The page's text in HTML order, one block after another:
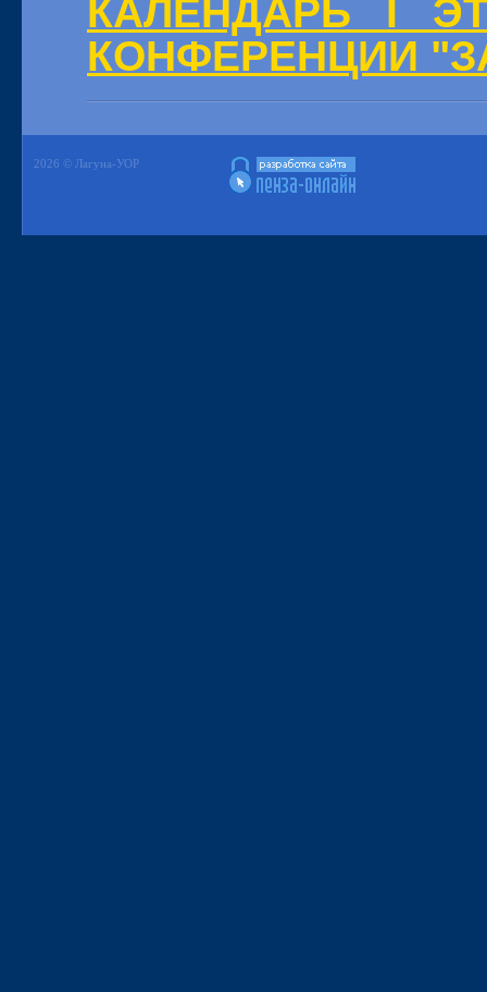
КАЛЕНДАРЬ I
КОНФЕРЕНЦИИ
2026 © Лагуна-УОР